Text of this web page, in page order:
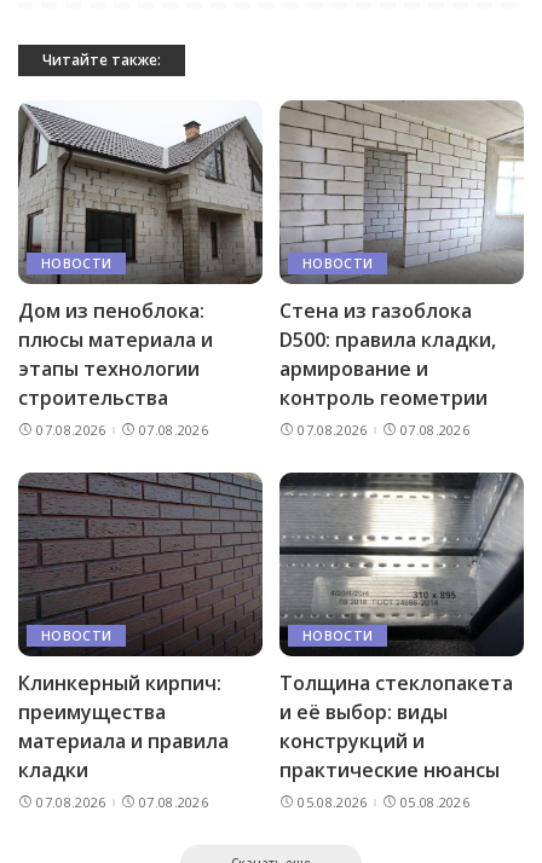
Читайте также:
НОВОСТИ
Дом из пеноблока:
плюсы материала и
этапы технологии
строительства
07.08.2026 07.08.2026
НОВОСТИ
Стена из газоблока
D500: правила кладки,
армирование и
контроль геометрии
07.08.2026 07.08.2026
НОВОСТИ
Клинкерный кирпич:
преимущества
материала и правила
кладки
07.08.2026 07.08.2026
НОВОСТИ
Толщина стеклопакета
и её выбор: виды
конструкций и
практические нюансы
05.08.2026 05.08.2026